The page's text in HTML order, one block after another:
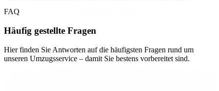
FAQ
Häufig gestellte Fragen
Hier finden Sie Antworten auf die häufigsten Fragen rund um
unseren Umzugsservice – damit Sie bestens vorbereitet sind.